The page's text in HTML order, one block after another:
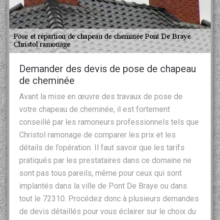
Demander des devis de pose de chapeau
de cheminée
Avant la mise en œuvre des travaux de pose de
votre chapeau de cheminée, il est fortement
conseillé par les ramoneurs professionnels tels que
Christol ramonage de comparer les prix et les
détails de l’opération. Il faut savoir que les tarifs
pratiqués par les prestataires dans ce domaine ne
sont pas tous pareils, même pour ceux qui sont
implantés dans la ville de Pont De Braye ou dans
tout le 72310. Procédez donc à plusieurs demandes
de devis détaillés pour vous éclairer sur le choix du